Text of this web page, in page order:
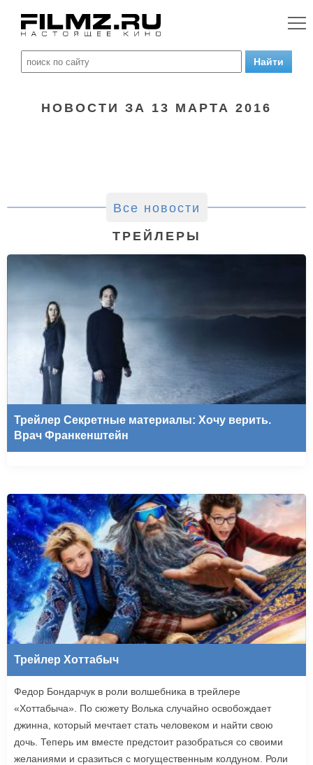
НОВОСТИ ЗА 13 МАРТА 2016
Все новости
ТРЕЙЛЕРЫ
Трейлер Секретные материалы: Хочу верить.
Врач Франкенштейн
Трейлер Хоттабыч
Федор Бондарчук в роли волшебника в трейлере
«Хоттабыча». По сюжету Волька случайно освобождает
джинна, который мечтает стать человеком и найти свою
дочь. Теперь им вместе предстоит разобраться со своими
желаниями и сразиться с могущественным колдуном. Роли